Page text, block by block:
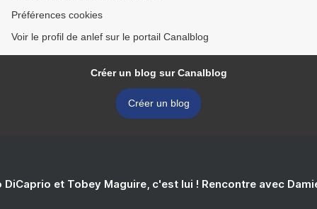
Préférences cookies
Voir le profil de anlef sur le portail Canalblog
Créer un blog sur Canalblog
Créer un blog
DiCaprio et Tobey Maguire, c'est lui ! Rencontre avec